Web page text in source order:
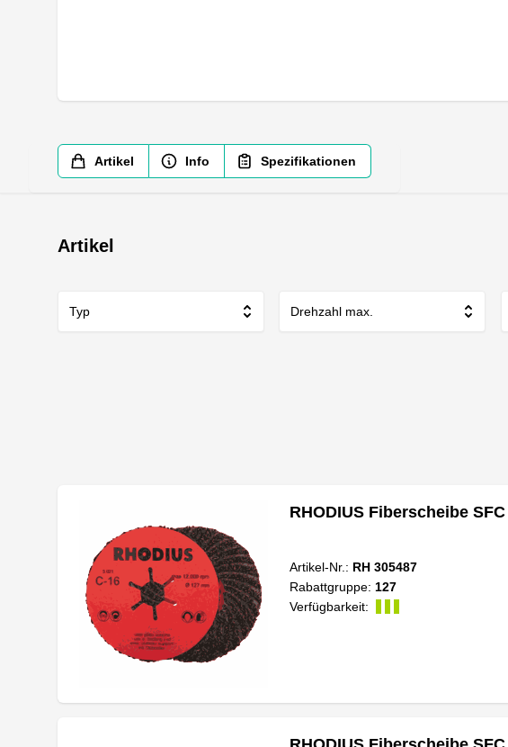
Artikel Info Spezifikationen
Artikel
Typ Drehzahl max.
RHODIUS Fiberscheibe
Artikel-Nr.: RH 305487
Rabattgruppe: 127
Verfügbarkeit: